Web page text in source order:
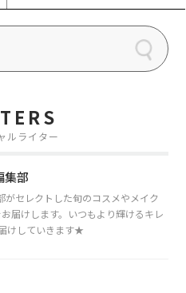
ルライター
集部
がセレクトした旬のコスメやメイク
届けします。いつもより輝けるキレ
けしていきます★